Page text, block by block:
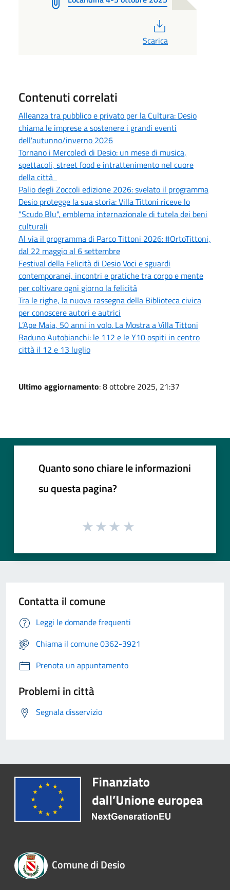
Scarica
Contenuti correlati
Alleanza tra pubblico e privato per la Cultura: Desio
chiama le imprese a sostenere i grandi eventi
dell'autunno/inverno 2026
Tornano i Mercoledì di Desio: un mese di musica,
spettacoli, street food e intrattenimento nel cuore
della città
Palio degli Zoccoli edizione 2026: svelato il programma
Desio protegge la sua storia: Villa Tittoni riceve lo
"Scudo Blu", emblema internazionale di tutela dei beni
culturali
Al via il programma di Parco Tittoni 2026: #OrtoTittoni,
dal 22 maggio al 6 settembre
Festival della Felicità di Desio Voci e sguardi
contemporanei, incontri e pratiche tra corpo e mente
per coltivare ogni giorno la felicità
Tra le righe, la nuova rassegna della Biblioteca civica
per conoscere autori e autrici
L’Ape Maia, 50 anni in volo. La Mostra a Villa Tittoni
Raduno Autobianchi: le 112 e le Y10 ospiti in centro
città il 12 e 13 luglio
Ultimo aggiornamento: 8 ottobre 2025, 21:37
Quanto sono chiare le informazioni
su questa pagina?
Contatta il comune
Leggi le domande frequenti
Chiama il comune 0362-3921
Prenota un appuntamento
Problemi in città
Segnala disservizio
Comune di Desio